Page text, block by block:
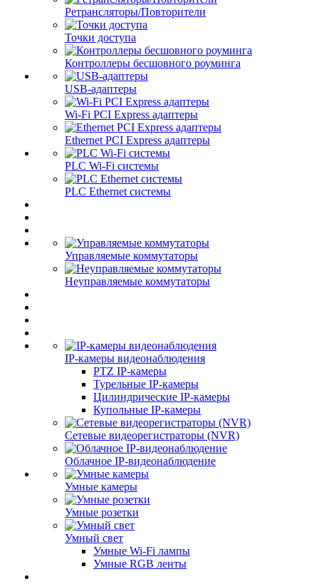
Ретрансляторы/Повторители
Точки доступа
Контроллеры бесшовного роуминга
USB-адаптеры
Wi-Fi PCI Express адаптеры
Ethernet PCI Express адаптеры
PLC Wi-Fi системы
PLC Ethernet системы
Управляемые коммутаторы
Неуправляемые коммутаторы
IP-камеры видеонаблюдения
PTZ IP-камеры
Турельные IP-камеры
Цилиндрические IP-камеры
Купольные IP-камеры
Сетевые видеорегистраторы (NVR)
Облачное IP-видеонаблюдение
Умные камеры
Умные розетки
Умный свет
Умные Wi-Fi лампы
Умные RGB ленты